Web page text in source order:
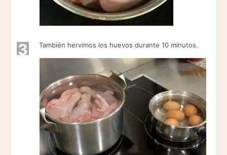
3 También hervimos los huevos durante 10 minutos.